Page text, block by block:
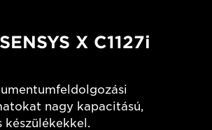
X C1127i
nagy kapacitású,